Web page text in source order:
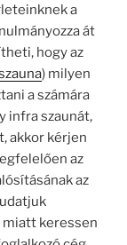
a
át
hogy az
) milyen
a számára
infra szaunát,
akkor kérjen
az
az
miatt keressen